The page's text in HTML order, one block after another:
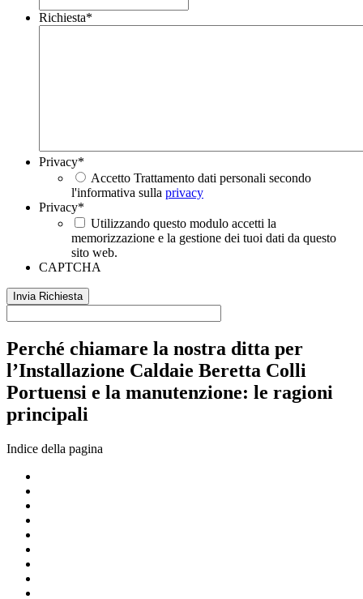
Richiesta*
Privacy*
Accetto Trattamento dati personali secondo
l'informativa sulla privacy
Privacy*
Utilizzando questo modulo accetti la
memorizzazione e la gestione dei tuoi dati da questo
sito web.
CAPTCHA
Perché chiamare la nostra ditta per
l’Installazione Caldaie Beretta Colli
Portuensi e la manutenzione: le ragioni
principali
Indice della pagina